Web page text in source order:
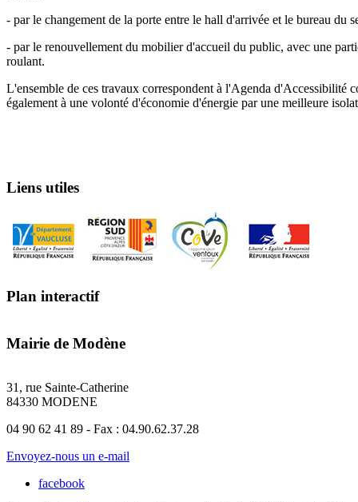
- par le changement de la porte entre le hall d'arrivée et le bureau du
- par le renouvellement du mobilier d'accueil du public, avec une
roulant.
L'ensemble de ces travaux correspondent à l'Agenda d'Accessibilité
également à une volonté d'économie d'énergie par une meilleure
Liens utiles
Plan interactif
Mairie de Modène
31, rue Sainte-Catherine
84330 MODENE
04 90 62 41 89 - Fax : 04.90.62.37.28
Envoyez-nous un e-mail
facebook